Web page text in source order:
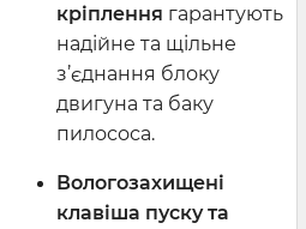
кріплення гарантують
надійне та щільне
з’єднання блоку
двигуна та баку
пилососа.
Вологозахищені
клавіша пуску та